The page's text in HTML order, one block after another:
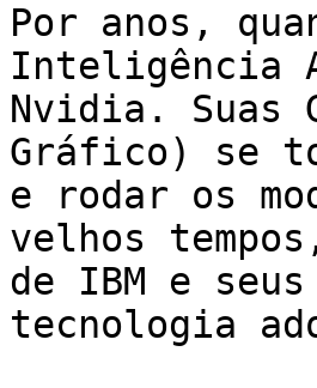
Por anos,
Inteligência
Nvidia. Suas
Gráfico) se
e rodar os
velhos
de IBM e
tecnologia